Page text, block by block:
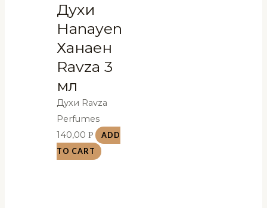
Духи
Hanayen
Ханаен
Ravza 3
мл
Духи Ravza
Perfumes
140,00Р
ADD
TO CART